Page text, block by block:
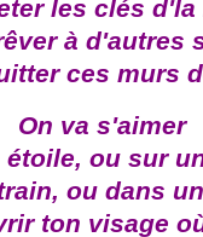
les clés d'la
à d'autres
ces murs
On va s'aimer
étoile, ou sur
ou dans
ton visage